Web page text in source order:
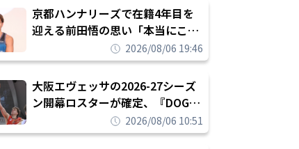
京都ハンナリーズで在籍4年目を
迎える前田悟の思い「本当にこの
チームで勝ちたい、負けたまま舐
められたまま終わりたくない」
2026/08/06 19:46
大阪エヴェッサの2026-27シーズ
ン開幕ロスターが確定、『DOG
FIGHT』のチームカルチャーを推
し進めて結果を求めるシーズンへ
2026/08/06 10:51